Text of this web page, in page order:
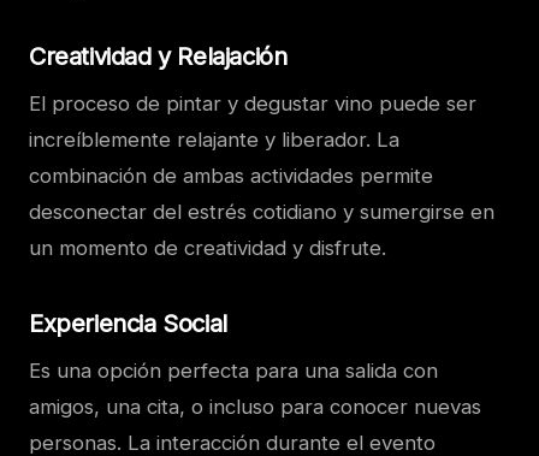
Creatividad y Relajación
El proceso de pintar y degustar vino puede ser
increíblemente relajante y liberador. La
combinación de ambas actividades permite
desconectar del estrés cotidiano y sumergirse en
un momento de creatividad y disfrute.
Experiencia Social
Es una opción perfecta para una salida con
amigos, una cita, o incluso para conocer nuevas
personas. La interacción durante el evento